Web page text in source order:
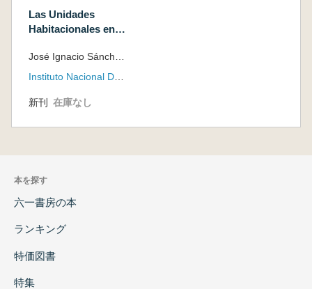
集合住宅:ビダ
ソアの事例)
Las Unidades
Habitacionales en
Caso de Bidasoa (テ
オティワカンの集合
例)
新刊 在庫なし
本を探す
六一書房の本
ランキング
特価図書
特集